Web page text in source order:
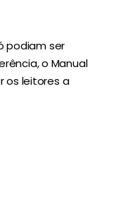
podiam ser
o Manual
os leitores a